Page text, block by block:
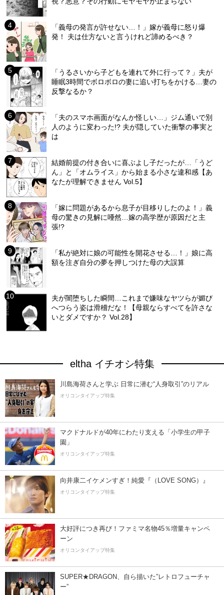
「義母の発言が許せない…！」嫁が義母に怒り爆
発！ 夫は仕方ないと言うけれど諦めるべき？
「うるさいから子どもを連れて外に行って？」夫が
睡眠3時間でボロボロの妻に追い打ちをかける…妻の
反撃なるか？
「夫のスマホ画面がなんか怪しい…」ジム通いで別
人のように変わった!? 夫が隠していた衝撃の事実と
は
結婚前提の付き合いに喜ぶよし子だったが…「うど
ん」と「オムライス」から始まる小さな違和感【あ
なたが理解できません Vol.5】
「嫁に問題があるから息子が目移りしたのよ！」義
母の驚きの見解に唖然…嫁の高学歴が原因だと主
張!?
「私が絶対に娘の可能性を開花させる…！」娘に高
額を注ぎ自分の夢を押しつけた母の大誤算
夫が闇堕ちした瞬間…これまで嫌味なヤツらが媚び
へつらう姿は滑稽だな！【母親ならすべてを許さな
いとダメですか？ Vol.28】
eltha イチオシ特集
川島海荷さんと学ぶ 日常に潜む“人身取引”のリアル
オリコンタイアップ特集
マクドナルドが40年にわたり支える「小学生の甲子
園」
オリコンタイアップ特集
向井康二イケメンすぎ！純愛『（LOVE SONG）』
オリコンタイアップ特集
大好評につき再び！ファミマ名物45％増量キャンペ
ーン
オリコンタイアップ特集
SUPER★DRAGON、自ら描いた”レトロフューチャ
ー”